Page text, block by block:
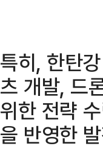
특히, 한탄
츠 개발, 드
위한 전략
을 반영한